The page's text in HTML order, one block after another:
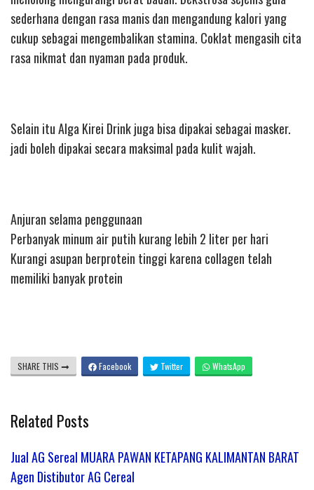
sederhana dengan rasa manis dan mengandung kalori yang
cukup sebagai mengembalikan stamina. Coklat mengasih cita
rasa nikmat dan nyaman pada produk.
Selain itu Alga Kirei Drink juga bisa dipakai sebagai masker.
jadi boleh dipakai secara maksimal pada kulit wajah.
Anjuran selama penggunaan
Perbanyak minum air putih kurang lebih 2 liter per hari
Kurangi asupan berprotein tinggi karena collagen telah
memiliki banyak protein
SHARE THIS Facebook Twitter WhatsApp
Related Posts
Jual AG Sereal MUARA PAWAN KETAPANG KALIMANTAN BARAT
Agen Distibutor AG Cereal